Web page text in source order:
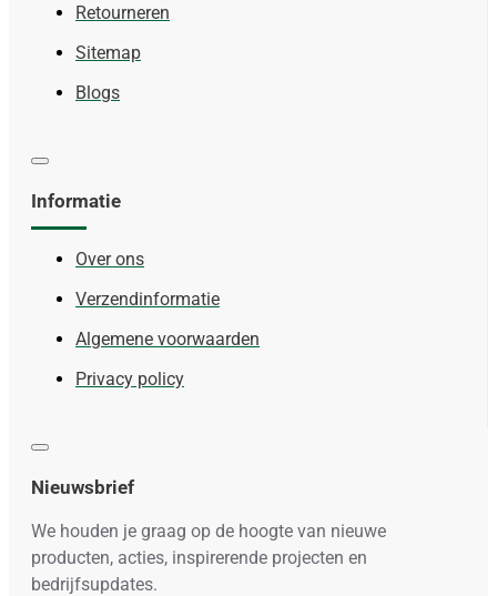
Retourneren
Sitemap
Blogs
Informatie
Over ons
Verzendinformatie
Algemene voorwaarden
Privacy policy
Nieuwsbrief
We houden je graag op de hoogte van nieuwe
producten, acties, inspirerende projecten en
bedrijfsupdates.